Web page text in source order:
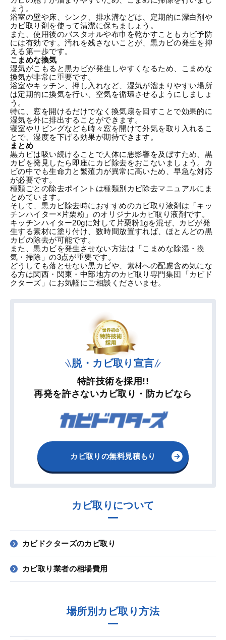
ょう。
浴室の壁や床、シンク、排水溝などは、定期的に漂白剤や
カビ取り剤 を使って清潔に保ちましょう。
また、使用後のバスタオルや布巾を乾かすこともカビ予防
には有効です。汚れを残さないことが、黒カビの発生を抑
える第一歩です。
こまめな換気
湿気がこもると黒カビが発生しやすくなるため、こまめな
換気が非常に重要です。
浴室やキッチン、押し入れなど、湿気が溜まりやすい場所
は定期的に換気を行い、空気を循環させるようにしましょ
う。
特に、窓を開けるだけでなく換気扇を回すことで効果的に
湿気を外に排出することができます。
寝室やリビングなども時々窓を開けて外気を取り入れるこ
とで、湿度を下げる効果が期待できます。
まとめ
黒カビは吸い続けることで人体に悪影響を及ぼすため、黒
カビを発見したら即座にカビ除去をおこないましょう。カ
ビの中でも生命力と繁殖力が異常に高いため、早急な対応
が必要です。
種類ごとの除去ポイントは種類別カビ除去マニュアルにま
とめています。
そして、黒カビ除去時におすすめのカビ取り液剤は「キッ
チンハイター×片栗粉」のオリジナルカビ取り液剤です。
キッチンハイター20gに対して片栗粉1gを混ぜ、カビが発
生する素材に塗り付け、数時間放置すれば、ほとんどの黒
カビの除去が可能です。
また、黒カビを発生させない方法は「こまめな除湿・換
気・掃除」の3点が重要です。
どうしても落とせない黒カビや、素材への配慮含め気にな
る方は関西・関東・中部地方のカビ取り専門集団「カビド
クターズ」 にお気軽にご相談くださいませ。
脱・カビ取り宣言
特許技術を採用!!
再発を許さないカビ取り・防カビなら
カビ取りの無料見積もり
カビ取りについて
カビドクターズのカビ取り
カビ取り業者の相場費用
場所別カビ取り方法